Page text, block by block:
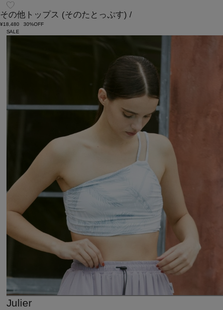
その他トップス (そのたとっぷす) /
¥18,480
30%OFF
SALE
Julier